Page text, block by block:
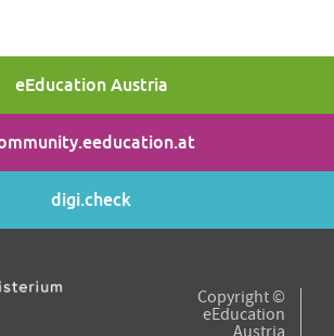
eEducation Austria
digi.check
Copyright ©
eEducation
Austria